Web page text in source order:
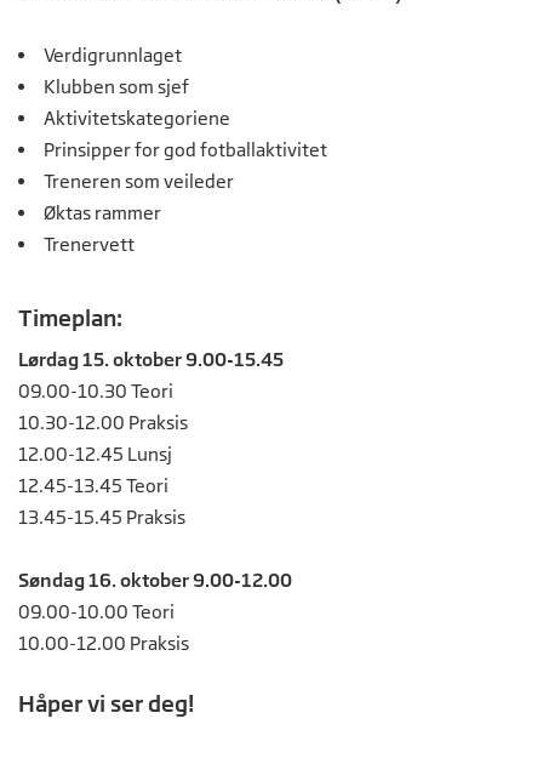
Verdigrunnlaget
Klubben som sjef
Aktivitetskategoriene
Prinsipper for god fotballaktivitet
Treneren som veileder
Øktas rammer
Trenervett
Timeplan:
Lørdag 15. oktober 9.00-15.45
09.00-10.30 Teori
10.30-12.00 Praksis
12.00-12.45 Lunsj
12.45-13.45 Teori
13.45-15.45 Praksis
Søndag 16. oktober 9.00-12.00
09.00-10.00 Teori
10.00-12.00 Praksis
Håper vi ser deg!